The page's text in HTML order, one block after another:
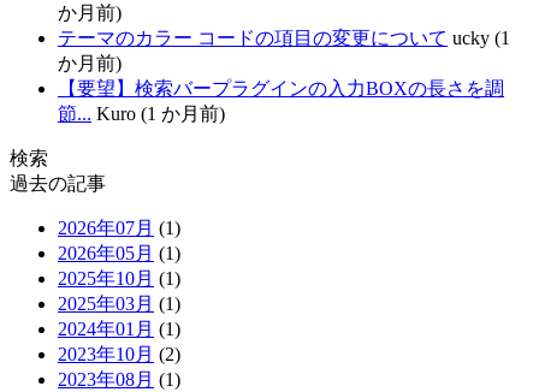
か月前)
テーマのカラー コードの項目の変更について ucky (1
か月前)
【要望】検索バープラグインの入力BOXの長さを調
節... Kuro (1 か月前)
検索
過去の記事
2026年07月 (1)
2026年05月 (1)
2025年10月 (1)
2025年03月 (1)
2024年01月 (1)
2023年10月 (2)
2023年08月 (1)